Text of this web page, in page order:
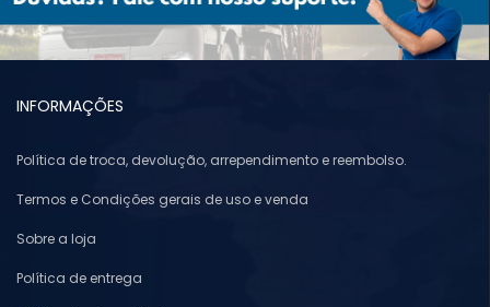
INFORMAÇÕES
Política de troca, devolução, arrependimento e reembolso.
Termos e Condições gerais de uso e venda
Sobre a loja
Política de entrega